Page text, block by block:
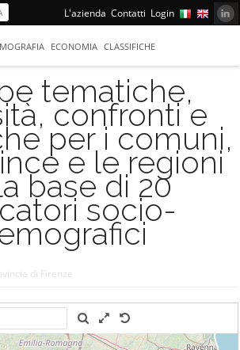
L'azienda Contatti Login
ECONOMIA CLASSIFICHE
tematiche,
confronti e
per i comuni,
e le regioni
base di 20
socio-
di Firenze